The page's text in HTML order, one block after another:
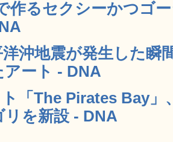
作るセクシーかつゴ
沖地震が発生した瞬
ート - DNA
「The Pirates Bay
を新設 - DNA